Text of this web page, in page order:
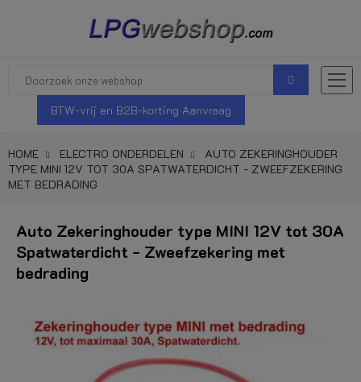
BTW-vrij en B2B-korting Aanvraag
HOME ELECTRO ONDERDELEN
AUTO ZEKERINGHOUDER
TYPE MINI 12V TOT 30A SPATWATERDICHT - ZWEEFZEKERING
MET BEDRADING
Auto Zekeringhouder type MINI 12V tot 30A
Spatwaterdicht - Zweefzekering met
bedrading